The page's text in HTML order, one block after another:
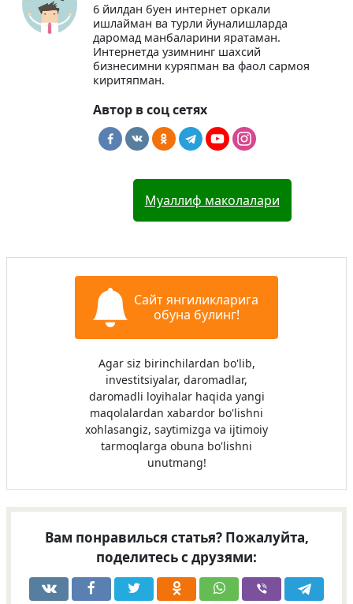
6 йилдан буен интернет оркали
ишлайман ва турли йуналишларда
даромад манбаларини яратаман.
Интернетда узимнинг шахсий
бизнесимни куряпман ва фаол сармоя
киритяпман.
Автор в соц сетях
Муаллиф маколалари
Сайт янгиликларига
обуна булинг!
Agar siz birinchilardan bo'lib,
investitsiyalar, daromadlar,
daromadli loyihalar haqida yangi
maqolalardan xabardor bo'lishni
xohlasangiz, saytimizga va ijtimoiy
tarmoqlarga obuna bo'lishni
unutmang!
Вам понравилься статья? Пожалуйта,
поделитесь с друзями: